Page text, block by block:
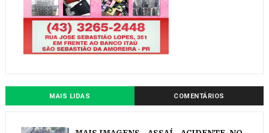
MAIS LIDAS COMENTÁRIOS